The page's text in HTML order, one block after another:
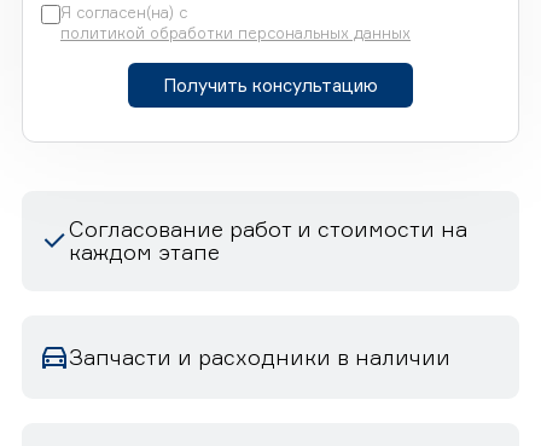
Я согласен(на) с
политикой обработки персональных данных
Получить консультацию
Согласование работ и стоимости на
каждом этапе
Запчасти и расходники в наличии